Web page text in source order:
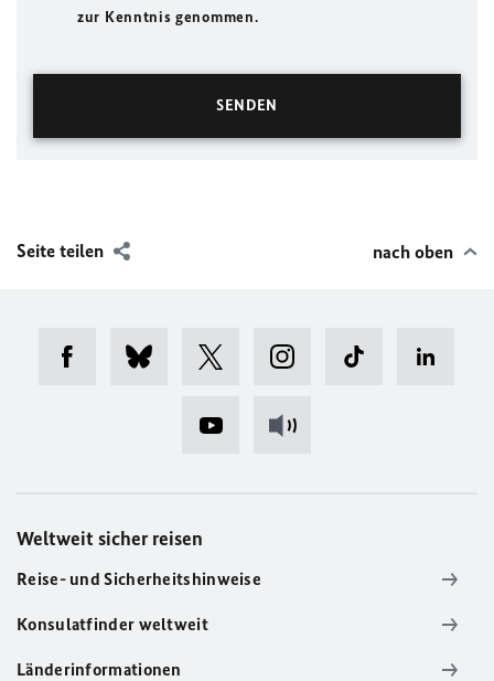
zur Kenntnis genommen.
Seite teilen nach oben
Weltweit sicher reisen
Reise- und Sicherheitshinweise
Konsulatfinder weltweit
Länderinformationen